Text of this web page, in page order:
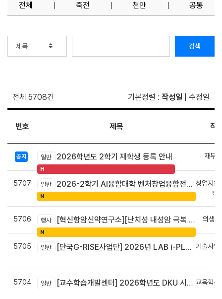
전체 죽전 천안 공통
검색
전체 5708건 기본정렬 : 작성일 수정일
번호 제목 작
공지 일반 2026학년도 2학기 재학생 등록 안내
H
재무
5707 일반 2026-2학기 AI융합대학 벤처창업융합전공 안내
N
창업지원
육
5706 행사 [혁신항암신약연구소][난치성 내성암 극복 차세대 신약개발 글로벌 사업단] 심포지엄 8월 24일 ~ 25일
N
의생
5705 일반 [단국G-RISE사업단] 2026년 LAB i-PLUG 프로그램 과제 공고(~10.9.(금)까지)
기술사업
5704 일반 [교수학습개발센터] 2026학년도 DKU 시그니처 교수법 적용 교과목 개발 신청 안내
교육혁신